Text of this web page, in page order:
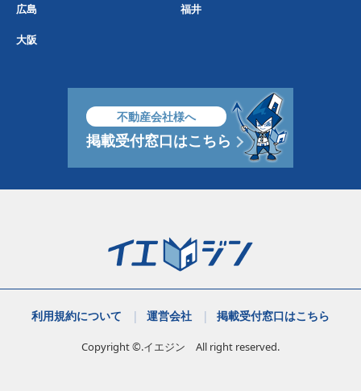
広島 福井
大阪
不動産会社様へ
掲載受付窓口はこちら
利用規約について 運営会社 掲載受付窓口はこちら
Copyright ©.イエジン All right reserved.